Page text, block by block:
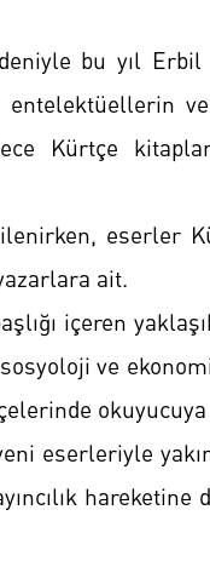
bu yıl
Kürtçe
eserler
ait.
içeren
ve
eserleriyle